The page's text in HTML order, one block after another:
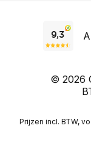
© 2026
Prijzen incl. BTW,